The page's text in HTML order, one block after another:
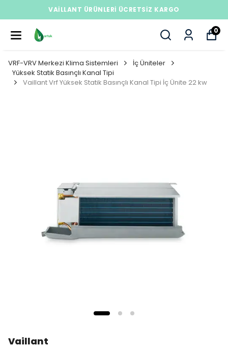
MÜŞTERI DESTEK HATTI : +908508406823
0
VRF-VRV Merkezi Klima Sistemleri
İç Üniteler
Yüksek Statik Basınçlı Kanal Tipi
Vaillant Vrf Yüksek Statik Basınçlı Kanal Tipi İç Ünite 22 kw
Vaillant